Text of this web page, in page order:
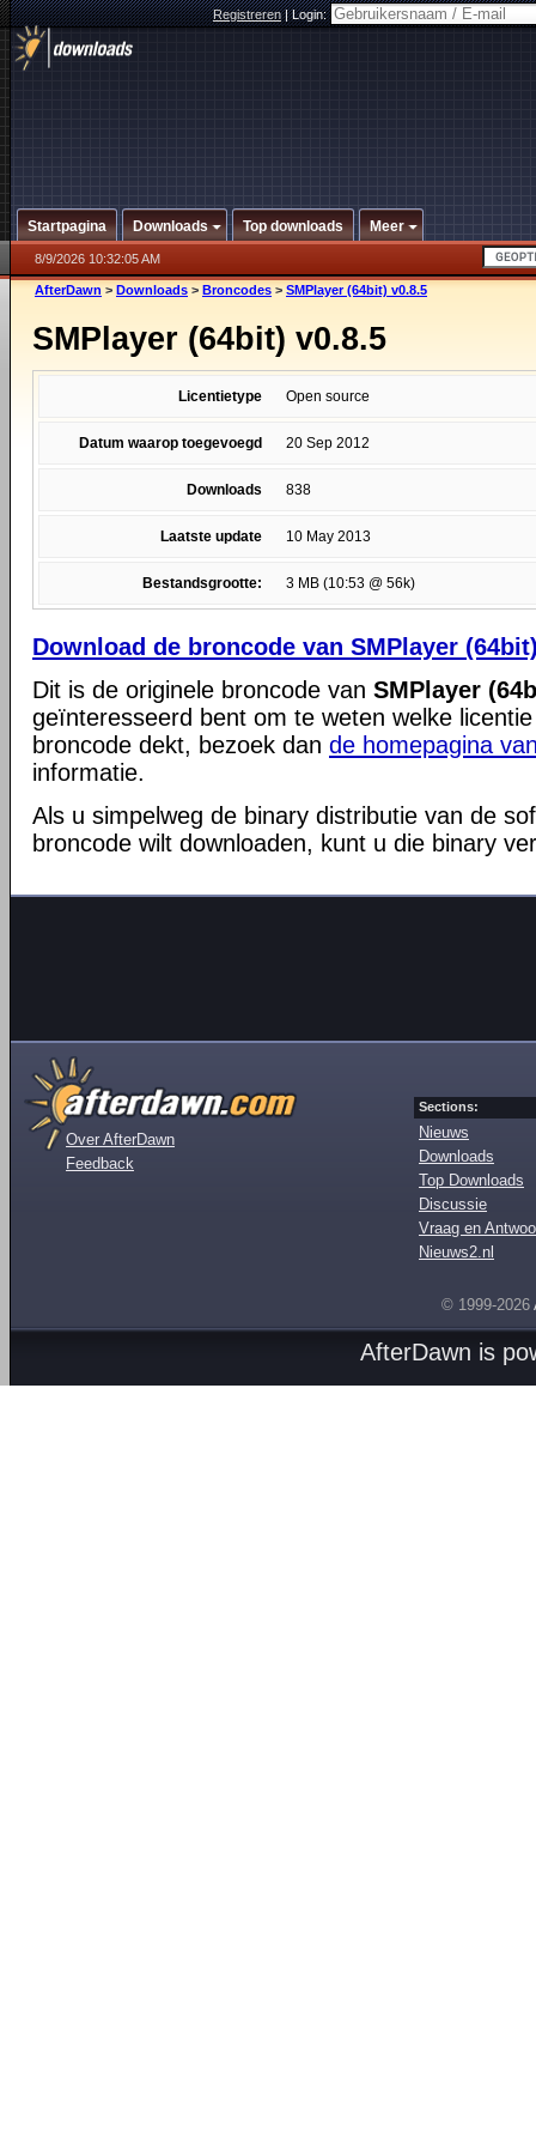
Registreren|Login:
Startpagina Downloads Top downloads Meer
8/9/2026 10:32:05 AM
AfterDawn > Downloads > Broncodes > SMPlayer (64bit) v0.8.5
SMPlayer (64bit) v0.8.5
Licentietype Open source
Datum waarop toegevoegd 20 Sep 2012
Downloads 838
Laatste update 10 May 2013
Bestandsgrootte: 3 MB (10:53 @ 56k)
Download de broncode van SMPlayer
Dit is de originele broncode van SMPlayer
geïnteresseerd bent om te weten welke
broncode dekt, bezoek dan de homepagina
informatie.
Als u simpelweg de binary distributie van de
broncode wilt downloaden, kunt u die binary
Over AfterDawn
Feedback
Sections:
Nieuws
Downloads
Top Downloads
Discussie
Vraag en
Nieuws2.nl
© 1999-2026
AfterDawn is